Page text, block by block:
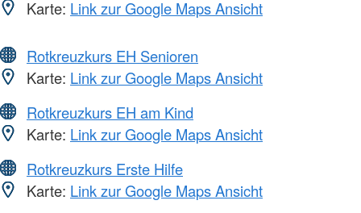
Karte: Link zur Google Maps Ansicht
Rotkreuzkurs EH Senioren
Karte: Link zur Google Maps Ansicht
Rotkreuzkurs EH am Kind
Karte: Link zur Google Maps Ansicht
Rotkreuzkurs Erste Hilfe
Karte: Link zur Google Maps Ansicht